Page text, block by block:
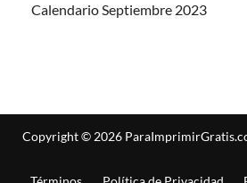
Calendario Septiembre 2023
Copyright © 2026